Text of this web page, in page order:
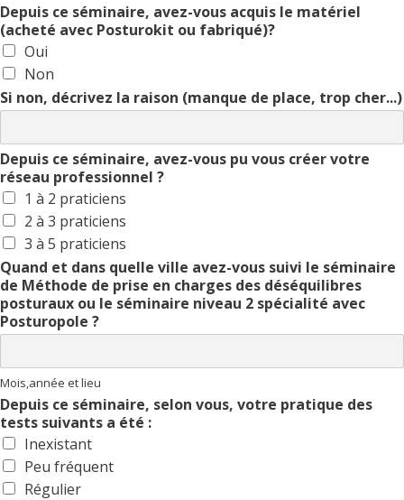
Depuis ce séminaire, avez-vous acquis le matériel
(acheté avec Posturokit ou fabriqué)?
Oui
Non
Si non, décrivez la raison (manque de place, trop cher...)
Depuis ce séminaire, avez-vous pu vous créer votre
réseau professionnel ?
1 à 2 praticiens
2 à 3 praticiens
3 à 5 praticiens
Quand et dans quelle ville avez-vous suivi le séminaire
de Méthode de prise en charges des déséquilibres
posturaux ou le séminaire niveau 2 spécialité avec
Posturopole ?
Mois,année et lieu
Depuis ce séminaire, selon vous, votre pratique des
tests suivants a été :
Inexistant
Peu fréquent
Régulier